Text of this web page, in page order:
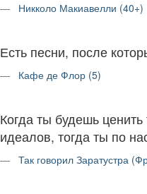
Никколо Макиавелли (40+)
Есть песни, после
Кафе де Флор (5)
Когда ты будешь ценить
идеалов, тогда ты по
Так говорил Заратустра